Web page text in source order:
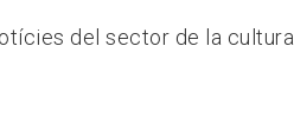
del sector de la cultura.